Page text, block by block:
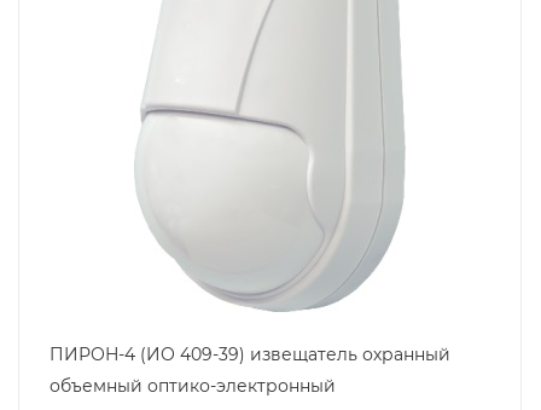
ПИРОН-4 (ИО 409-39) извещатель охранный
объемный оптико-электронный